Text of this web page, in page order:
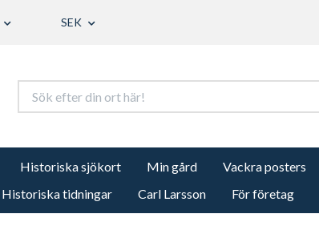
SEK
Historiska sjökort Min gård Vackra posters
Historiska tidningar Carl Larsson För företag